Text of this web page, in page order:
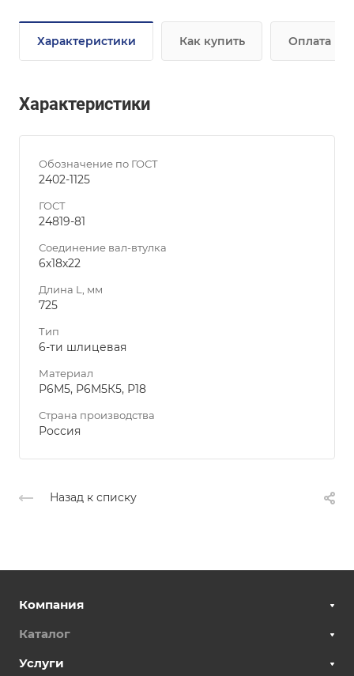
Характеристики Как купить Оплата
Характеристики
Обозначение по ГОСТ
2402-1125
ГОСТ
24819-81
Соединение вал-втулка
6х18х22
Длина L, мм
725
Тип
6-ти шлицевая
Материал
Р6М5, Р6М5К5, Р18
Страна производства
Россия
Назад к списку
Компания
Каталог
Услуги